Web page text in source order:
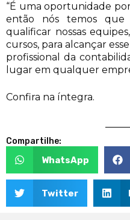
“É uma oportunidade
então nós temos que
qualificar nossas
cursos, para alcançar
profissional da
lugar em qualquer
Confira na íntegra.
Compartilhe:
WhatsApp
Twitter